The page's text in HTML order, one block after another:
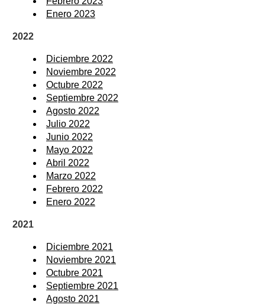
Enero 2023
2022
Diciembre 2022
Noviembre 2022
Octubre 2022
Septiembre 2022
Agosto 2022
Julio 2022
Junio 2022
Mayo 2022
Abril 2022
Marzo 2022
Febrero 2022
Enero 2022
2021
Diciembre 2021
Noviembre 2021
Octubre 2021
Septiembre 2021
Agosto 2021